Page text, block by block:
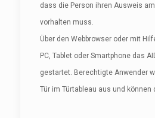
dass die Person ihren Ausweis
vorhalten muss.
Über den Webbrowser oder mit
PC, Tablet oder Smartphone das
gestartet. Berechtigte Anwender
Tür im Türtableau aus und